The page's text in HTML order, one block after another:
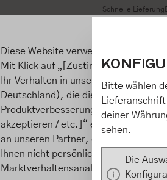
Schnelle Lieferung
Diese Website verwendet Cookies,
Mit Klick auf „[Zustimmen / Alles
Ihr Verhalten in unserem Shop an
Deutschland), die diese Daten
Produktverbesserungen,
akzeptieren / etc.]“ erteilen Sie Ihre
an unseren Partner, die shopware
Ihnen nicht persönlich zuordnen
Marktverhaltensanalysen)
Bitte wählen
deiner
sehen.
Die